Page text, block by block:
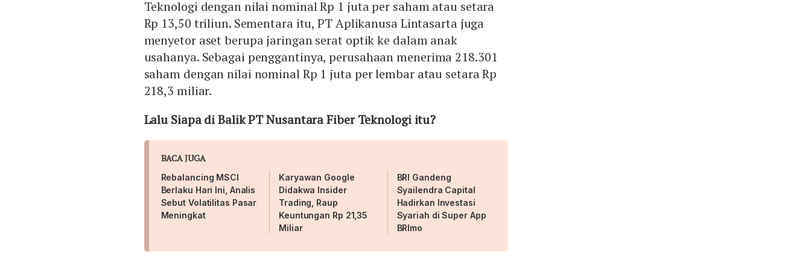
Indonesia.
Teknologi dengan nilai nominal Rp 1 juta per saham atau setara
Rp 13,50 triliun. Sementara itu, PT Aplikanusa Lintasarta juga
menyetor aset berupa jaringan serat optik ke dalam anak
usahanya. Sebagai penggantinya, perusahaan menerima 218.301
saham dengan nilai nominal Rp 1 juta per lembar atau setara Rp
218,3 miliar.
Lalu Siapa di Balik PT Nusantara Fiber Teknologi itu?
BACA JUGA
Rebalancing MSCI
Berlaku Hari Ini, Analis
Sebut Volatilitas Pasar
Meningkat
Karyawan Google
Didakwa Insider
Trading, Raup
Keuntungan Rp 21,35
Miliar
BRI Gandeng
Syailendra Capital
Hadirkan Investasi
Syariah di Super App
BRImo